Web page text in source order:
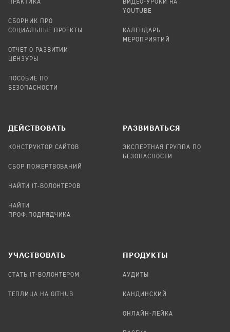
ПРАКТИКА
СБОРНИК ПРО
СОЦИАЛЬНЫЕ ПРОЕКТЫ
ОТЧЕТ О РАЗВИТИИ
ЦЕНЗУРЫ
ПОСОБИЕ ПО
БЕЗОПАСНОСТИ
ВИДЕО-УРОКИ НА
YOUTUBE
КАЛЕНДАРЬ
МЕРОПРИЯТИЙ
ДЕЙСТВОВАТЬ
КОНСТРУКТОР САЙТОВ
СБОР ПОЖЕРТВОВАНИЙ
НАЙТИ IT-ВОЛОНТЕРОВ
НАЙТИ
ПРОФ.ПОДРЯДЧИКА
РАЗВИВАТЬСЯ
ЭКСПЕРТНАЯ ГРУППА ПО
БЕЗОПАСНОСТИ
УЧАСТВОВАТЬ
СТАТЬ IT-ВОЛОНТЕРОМ
ТЕПЛИЦА НА GITHUB
ПРОДУКТЫ
АУДИТЫ
КАНДИНСКИЙ
ОНЛАЙН-ЛЕЙКА